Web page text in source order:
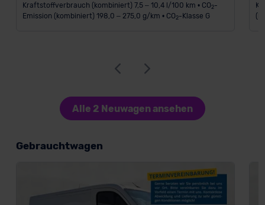
Kraftstoffverbrauch (kombiniert) 7,5 – 10,4 l/100 km • CO2-
Emission (kombiniert) 198,0 – 275,0 g/km • CO2-Klasse G
Alle 2 Neuwagen ansehen
Gebrauchtwagen